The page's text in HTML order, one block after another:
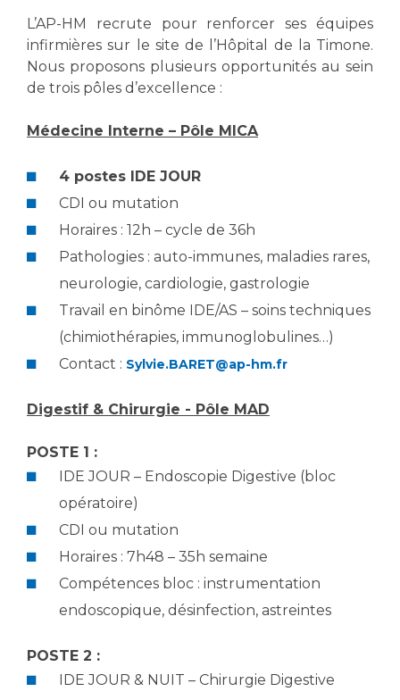
L’AP-HM recrute pour renforcer ses équipes
infirmières sur le site de l’Hôpital de la Timone.
Nous proposons plusieurs opportunités au sein
de trois pôles d’excellence :
Médecine Interne – Pôle MICA
4 postes IDE JOUR
CDI ou mutation
Horaires : 12h – cycle de 36h
Pathologies : auto-immunes, maladies rares,
neurologie, cardiologie, gastrologie
Travail en binôme IDE/AS – soins techniques
(chimiothérapies, immunoglobulines…)
Contact : Sylvie.BARET@ap-hm.fr
Digestif & Chirurgie - Pôle MAD
POSTE 1 :
IDE JOUR – Endoscopie Digestive (bloc
opératoire)
CDI ou mutation
Horaires : 7h48 – 35h semaine
Compétences bloc : instrumentation
endoscopique, désinfection, astreintes
POSTE 2 :
IDE JOUR & NUIT – Chirurgie Digestive